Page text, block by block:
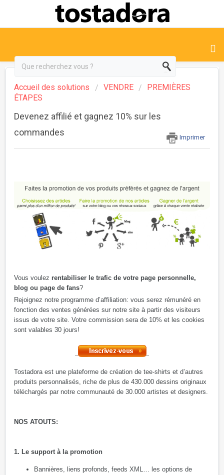
Accueil des solutions VENDRE
PREMIÈRES
ÉTAPES
Devenez affilié et gagnez 10% sur les
commandes
Imprimer
Vous voulez rentabiliser le trafic de votre page personnelle,
blog ou page de fans?
Rejoignez notre programme d’affiliation: vous serez rémunéré en
fonction des ventes générées sur notre site à partir des visiteurs
issus de votre site. Votre commission sera de 10% et les cookies
sont valables 30 jours!
Tostadora est une plateforme de création de tee-shirts et d’autres
produits personnalisés, riche de plus de 430.000 dessins originaux
téléchargés par notre communauté de 30.000 artistes et designers.
NOS ATOUTS:
1. Le support à la promotion
Bannières, liens profonds, feeds XML… les options de